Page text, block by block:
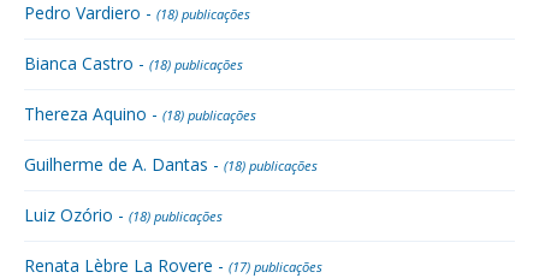
Pedro Vardiero - (18) publicações
Bianca Castro - (18) publicações
Thereza Aquino - (18) publicações
Guilherme de A. Dantas - (18) publicações
Luiz Ozório - (18) publicações
Renata Lèbre La Rovere - (17) publicações